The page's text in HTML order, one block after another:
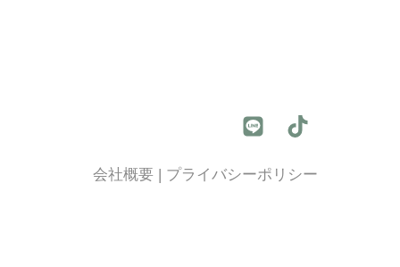
会社概要 プライバシーポリシー